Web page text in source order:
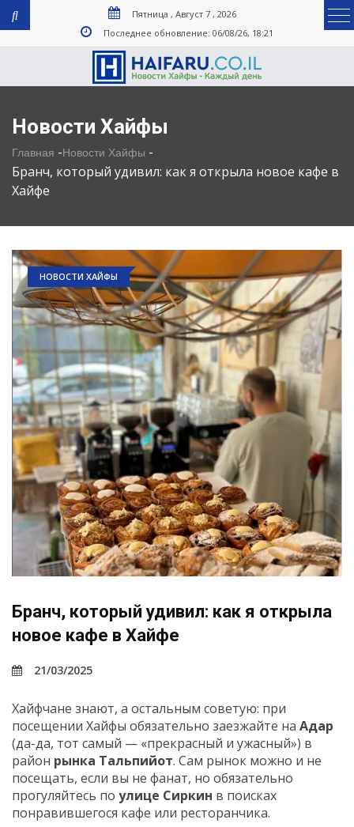
Пятница , Август 7 , 2026
Последнее обновление: 06/08/26, 18:21
Новости Хайфы
Главная -Новости Хайфы -
Бранч, который удивил: как я открыла новое кафе в
Хайфе
НОВОСТИ ХАЙФЫ
Бранч, который удивил: как я открыла
новое кафе в Хайфе
21/03/2025
Хайфчане знают, а остальным советую: при
посещении Хайфы обязательно заезжайте на Адар
(да-да, тот самый — «прекрасный и ужасный») в
район рынка Тальпийот. Сам рынок можно и не
посещать, если вы не фанат, но обязательно
прогуляйтесь по улице Сиркин в поисках
понравившегося кафе или ресторанчика.